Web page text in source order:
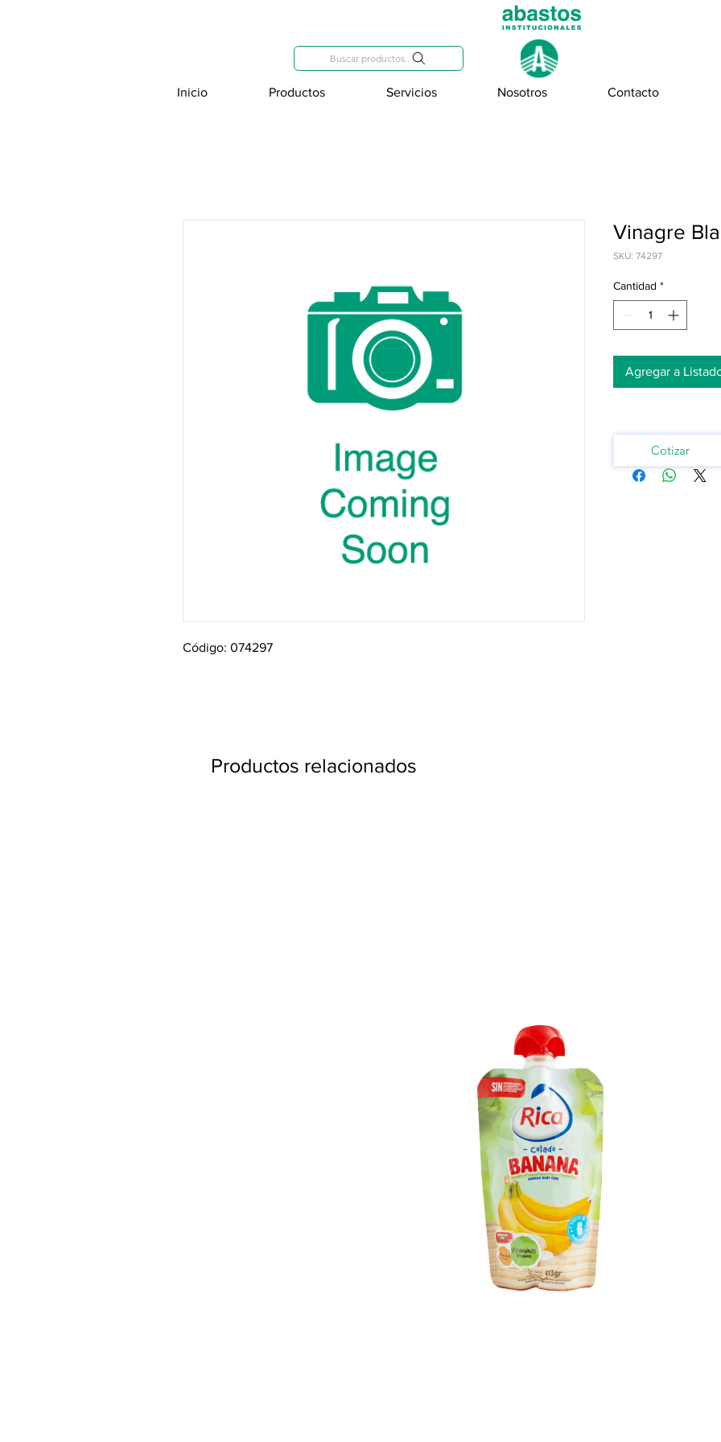
Buscar productos..
Inicio Productos Servicios Nosotros Contacto
Código: 074297
Vinagre
SKU: 74297
Cantidad *
Agregar a
Cotizar
Productos relacionados